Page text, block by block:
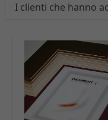
I clienti che hanno